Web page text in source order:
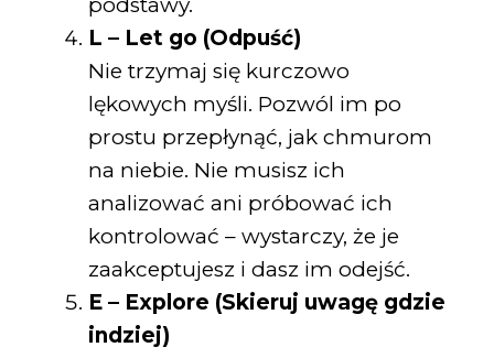
L – Let go (Odpuść)
Nie trzymaj się kurczowo
lękowych myśli. Pozwól im po
prostu przepłynąć, jak chmurom
na niebie. Nie musisz ich
analizować ani próbować ich
kontrolować – wystarczy, że je
zaakceptujesz i dasz im odejść.
E – Explore (Skieruj uwagę gdzie
indziej)